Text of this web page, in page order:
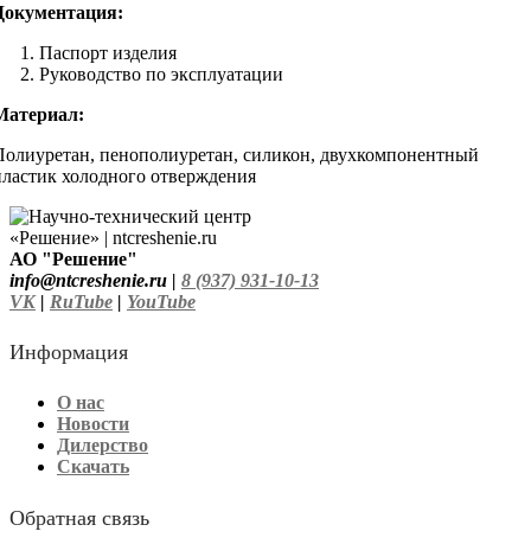
Паспорт изделия
Руководство по эксплуатации
пенополиуретан, силикон, двухкомпонентный
холодного отверждения
АО "Решение"
info@ntcreshenie.ru | 8 (937) 931-10-13
VK| RuTube | YouTube
Информация
О нас
Новости
Дилерство
Скачать
Обратная связь